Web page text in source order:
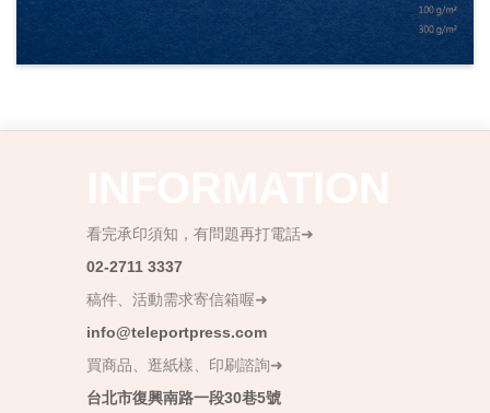
看完承印須知，有問題再打電話➜
02-2711 3337
稿件、活動需求寄信箱喔➜
info@teleportpress.com
買商品、逛紙樣、印刷諮詢➜
台北市復興南路一段30巷5號